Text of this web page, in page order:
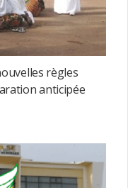
règles
anticipée